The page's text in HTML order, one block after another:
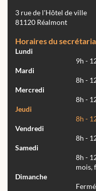
3 rue de l'Hôtel de ville
81120 Réalmont
Horaires du
Lundi
9h -
Mardi
8h -
Mercredi
8h -
Jeudi
8h -
Vendredi
8h -
Samedi
8h -
mois,
Dimanche
Fermé